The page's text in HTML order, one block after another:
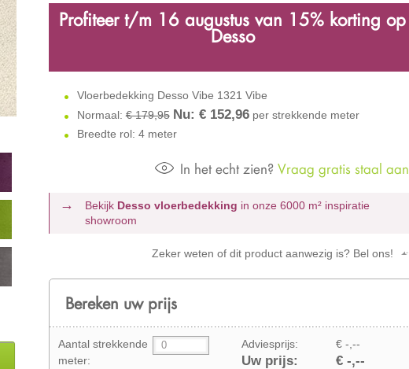
Profiteer t/m 16 augustusvan 15% korting op
Desso
Vloerbedekking Desso Vibe 1321 Vibe
Normaal:€ 179,95 Nu: € 152,96per strekkende meter
Breedte rol: 4 meter
In het echt zien? Vraag gratis staal aan
Bekijk Desso vloerbedekking in onze 6000 m² inspiratie
showroom
Zeker weten of dit product aanwezig is? Bel ons!
Bereken uw prijs
Aantal strekkende
meter:
Adviesprijs: € -,--
Uw prijs: € -,--